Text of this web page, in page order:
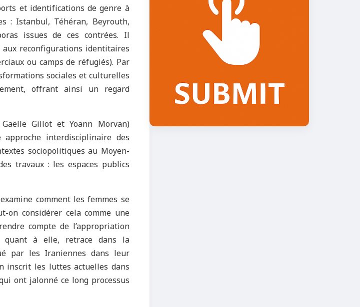
et identifications de genre à
: Istanbul, Téhéran, Beyrouth,
issues de ces contrées. Il
reconfigurations identitaires
ou camps de réfugiés). Par
sociales et culturelles
offrant ainsi un regard
Gillot et Yoann Morvan)
interdisciplinaire des
sociopolitiques au Moyen-
travaux : les espaces publics
comment les femmes se
on considérer cela comme une
compte de l’appropriation
quant à elle, retrace dans la
par les Iraniennes dans leur
inscrit les luttes actuelles dans
ont jalonné ce long processus